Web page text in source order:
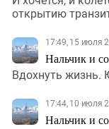
открытию
17:49, 15 июля
Нальчик и
Вдохнуть жизнь.
17:44, 10 июля
Нальчик и